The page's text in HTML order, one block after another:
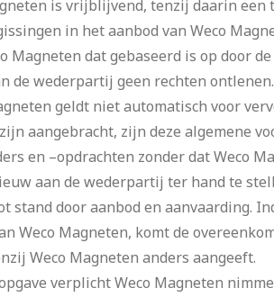
is vrijblijvend, tenzij daarin
in het aanbod van Weco
Magneten dat gebaseerd is op door
de wederpartij geen rechten ontlenen.
geldt niet automatisch voor
aangebracht, zijn deze algemene
en –opdrachten zonder dat Weco
aan de wederpartij ter hand te
stand door aanbod en aanvaarding.
Weco Magneten, komt de
Weco Magneten anders aangeeft.
verplicht Weco Magneten